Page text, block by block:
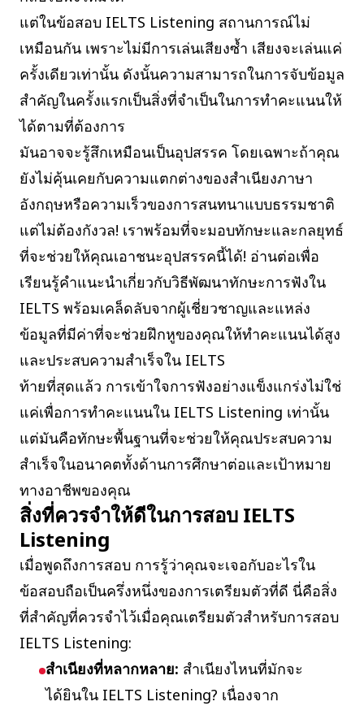
แต่ในข้อสอบ IELTS Listening สถานการณ์ไม่
เหมือนกัน เพราะไม่มีการเล่นเสียงซ้ำ เสียงจะเล่นแค่
ครั้งเดียวเท่านั้น ดังนั้นความสามารถในการจับข้อมูล
สำคัญในครั้งแรกเป็นสิ่งที่จำเป็นในการทำคะแนนให้
ได้ตามที่ต้องการ
มันอาจจะรู้สึกเหมือนเป็นอุปสรรค โดยเฉพาะถ้าคุณ
ยังไม่คุ้นเคยกับความแตกต่างของสำเนียงภาษา
อังกฤษหรือความเร็วของการสนทนาแบบธรรมชาติ
แต่ไม่ต้องกังวล! เราพร้อมที่จะมอบทักษะและกลยุทธ์
ที่จะช่วยให้คุณเอาชนะอุปสรรคนี้ได้! อ่านต่อเพื่อ
เรียนรู้คำแนะนำเกี่ยวกับวิธีพัฒนาทักษะการฟังใน
IELTS พร้อมเคล็ดลับจากผู้เชี่ยวชาญและแหล่ง
ข้อมูลที่มีค่าที่จะช่วยฝึกหูของคุณให้ทำคะแนนได้สูง
และประสบความสำเร็จใน IELTS
ท้ายที่สุดแล้ว การเข้าใจการฟังอย่างแข็งแกร่งไม่ใช่
แค่เพื่อการทำคะแนนใน IELTS Listening เท่านั้น
แต่มันคือทักษะพื้นฐานที่จะช่วยให้คุณประสบความ
สำเร็จในอนาคตทั้งด้านการศึกษาต่อและเป้าหมาย
ทางอาชีพของคุณ
สิ่งที่ควรจำให้ดีในการสอบ IELTS
Listening
เมื่อพูดถึงการสอบ การรู้ว่าคุณจะเจอกับอะไรใน
ข้อสอบถือเป็นครึ่งหนึ่งของการเตรียมตัวที่ดี นี่คือสิ่ง
ที่สำคัญที่ควรจำไว้เมื่อคุณเตรียมตัวสำหรับการสอบ
IELTS Listening:
สำเนียงที่หลากหลาย: สำเนียงไหนที่มักจะ
ได้ยินใน IELTS Listening? เนื่องจาก